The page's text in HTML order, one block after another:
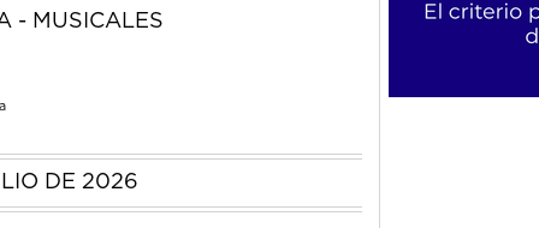
- MUSICALES
DE 2026